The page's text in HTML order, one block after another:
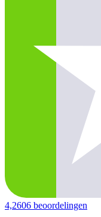
4,2606 beoordelingen